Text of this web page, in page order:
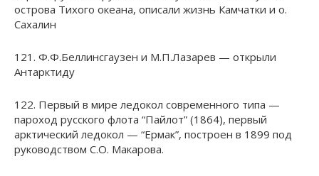
острова Тихого океана, описали жизнь Камчатки и о.
Сахалин
121. Ф.Ф.Беллинсгаузен и М.П.Лазарев — открыли
Антарктиду
122. Первый в мире ледокол современного типа —
пароход русского флота “Пайлот” (1864), первый
арктический ледокол — “Ермак”, построен в 1899 под
руководством С.О. Макарова.